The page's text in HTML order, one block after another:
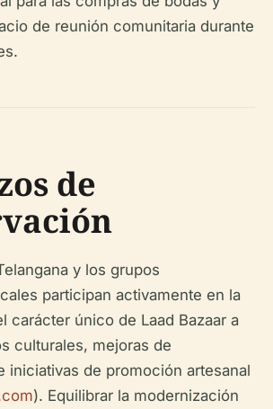
de reunión comunitaria durante
de
y los grupos
participan activamente en la
carácter único de Laad Bazaar a
culturales, mejoras de
iniciativas de promoción artesanal
). Equilibrar la modernización